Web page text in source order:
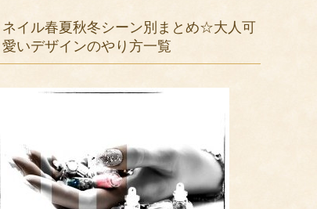
ネイル春夏秋冬シーン別まとめ☆大人可
愛いデザインのやり方一覧